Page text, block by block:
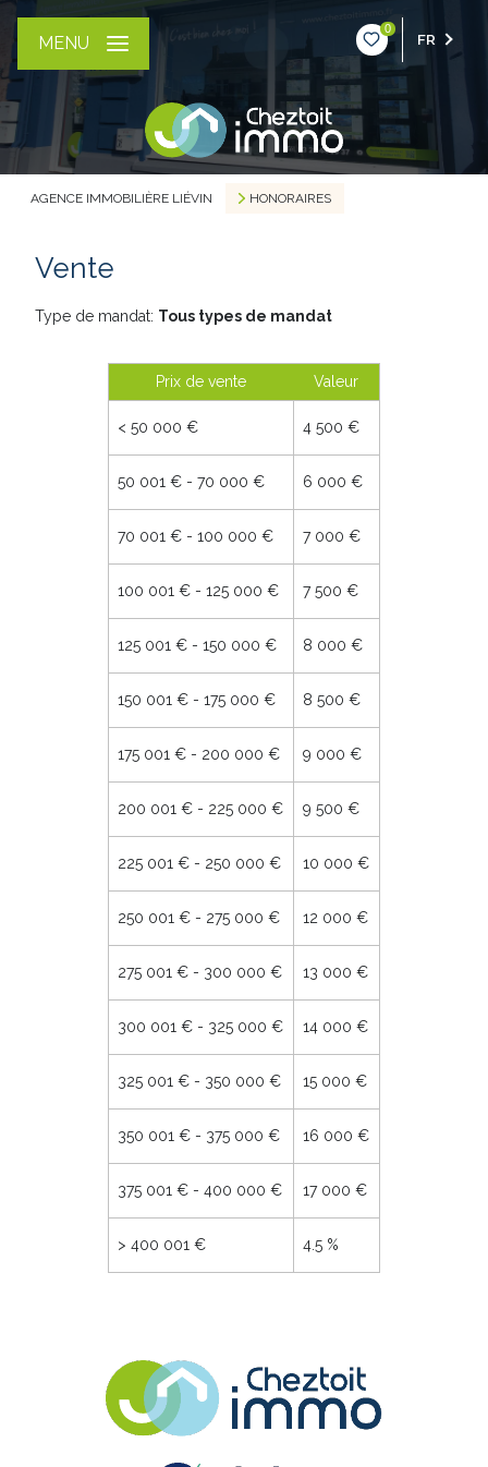
0
FR
MENU
AGENCE IMMOBILIÈRE LIÉVIN HONORAIRES
Vente
Type de mandat: Tous types de mandat
Prix de vente Valeur
< 50 000 € 4 500 €
50 001 € - 70 000 € 6 000 €
70 001 € - 100 000 € 7 000 €
100 001 € - 125 000 € 7 500 €
125 001 € - 150 000 € 8 000 €
150 001 € - 175 000 € 8 500 €
175 001 € - 200 000 € 9 000 €
200 001 € - 225 000 € 9 500 €
225 001 € - 250 000 € 10 000 €
250 001 € - 275 000 € 12 000 €
275 001 € - 300 000 € 13 000 €
300 001 € - 325 000 € 14 000 €
325 001 € - 350 000 € 15 000 €
350 001 € - 375 000 € 16 000 €
375 001 € - 400 000 € 17 000 €
> 400 001 € 4.5 %